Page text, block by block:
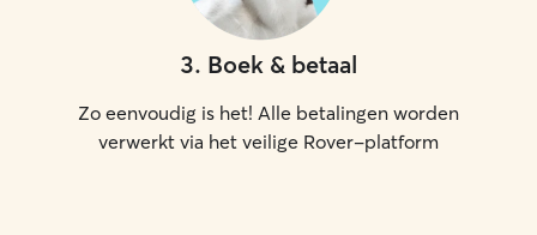
3. Boek & betaal
Zo eenvoudig is het! Alle betalingen worden
verwerkt via het veilige Rover-platform